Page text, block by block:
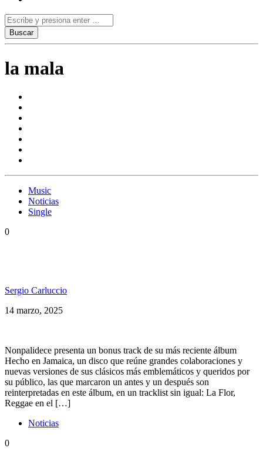
la mala
Music
Noticias
Single
0
Sergio Carluccio
14 marzo, 2025
Nonpalidece presenta un bonus track de su más reciente álbum
Hecho en Jamaica, un disco que reúne grandes colaboraciones y
nuevas versiones de sus clásicos más emblemáticos y queridos por
su público, las que marcaron un antes y un después son
reinterpretadas en este álbum, en un tracklist sin igual: La Flor,
Reggae en el […]
Noticias
0